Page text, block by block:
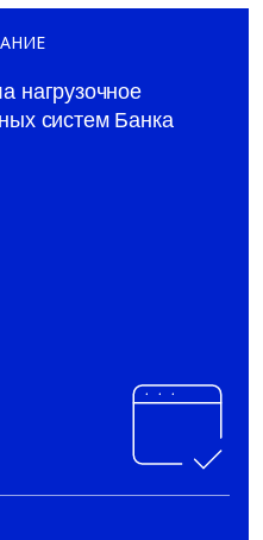
нагрузочное
систем Банка